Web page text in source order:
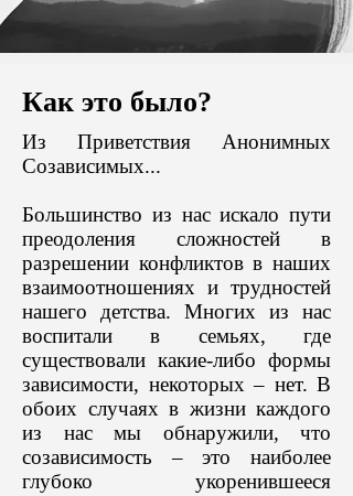
С
АМ
О-
Как это было?
Из Приветствия Анонимных
Созависимых...
Большинство из нас искало пути
преодоления сложностей в
разрешении конфликтов в наших
взаимоотношениях и трудностей
нашего детства. Многих из нас
воспитали в семьях, где
существовали какие-либо формы
зависимости, некоторых – нет. В
обоих случаях в жизни каждого
из нас мы обнаружили, что
созависимость – это наиболее
глубоко укоренившееся